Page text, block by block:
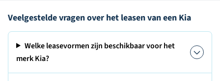
Veelgestelde vragen over het leasen van een Kia
Welke leasevormen zijn beschikbaar voor het
merk Kia?